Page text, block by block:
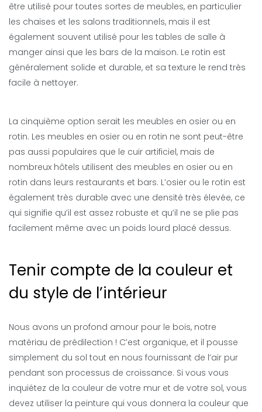
être utilisé pour toutes sortes de meubles, en particulier
les chaises et les salons traditionnels, mais il est
également souvent utilisé pour les tables de salle à
manger ainsi que les bars de la maison. Le rotin est
généralement solide et durable, et sa texture le rend très
facile à nettoyer.
La cinquième option serait les meubles en osier ou en
rotin. Les meubles en osier ou en rotin ne sont peut-être
pas aussi populaires que le cuir artificiel, mais de
nombreux hôtels utilisent des meubles en osier ou en
rotin dans leurs restaurants et bars. L’osier ou le rotin est
également très durable avec une densité très élevée, ce
qui signifie qu’il est assez robuste et qu’il ne se plie pas
facilement même avec un poids lourd placé dessus.
Tenir compte de la couleur et
du style de l’intérieur
Nous avons un profond amour pour le bois, notre
matériau de prédilection ! C’est organique, et il pousse
simplement du sol tout en nous fournissant de l’air pur
pendant son processus de croissance. Si vous vous
inquiétez de la couleur de votre mur et de votre sol, vous
devez utiliser la peinture qui vous donnera la couleur que